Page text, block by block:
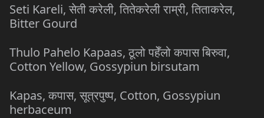
Seti Kareli, सेती करेली, तितेकरेली राम्री, तिताकरेल,
Bitter Gourd
Thulo Pahelo Kapaas, ठूलो पहेँलो कपास बिरुवा,
Cotton Yellow, Gossypiun birsutam
Kapas, कपास, सूत्रपुष्प, Cotton, Gossypiun
herbaceum